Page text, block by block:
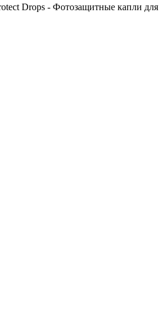
Drops - Фотозащитныe капли для